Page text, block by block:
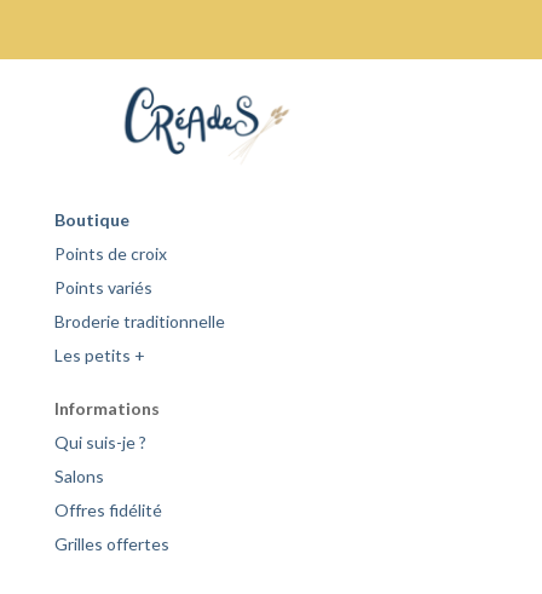
Boutique
Points de croix
Points variés
Broderie traditionnelle
Les petits +
Informations
Qui suis-je ?
Salons
Offres fidélité
Grilles offertes